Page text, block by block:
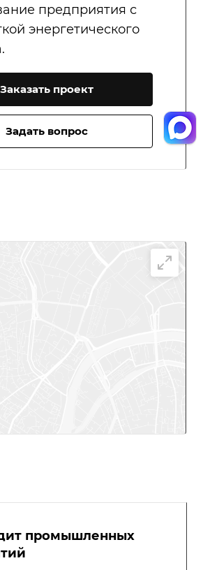
предприятия с
энергетического
Заказать проект
Задать вопрос
промышленных